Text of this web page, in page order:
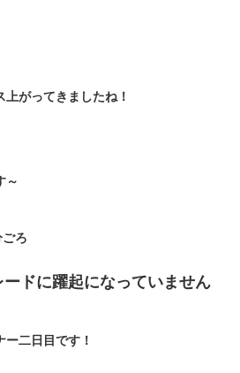
がってきましたね！
～
ろ
ドに躍起になっていません
二日目です！